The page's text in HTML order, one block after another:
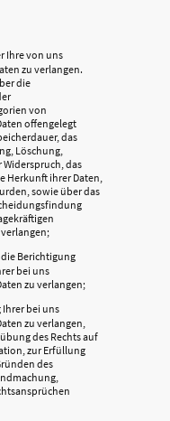
Ihre von uns
zu verlangen.
die
von
offengelegt
das
Löschung,
das
Herkunft ihrer Daten,
sowie über das
die Berichtigung
bei uns
zu verlangen;
Ihrer bei uns
zu verlangen,
des Rechts auf
zur Erfüllung
des